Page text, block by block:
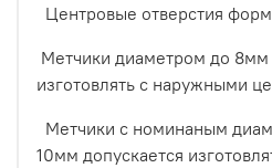
Центровые отверстия
Метчики диаметром до 8мм
изготовлять с наружными
Метчики с номинаным
10мм допускается